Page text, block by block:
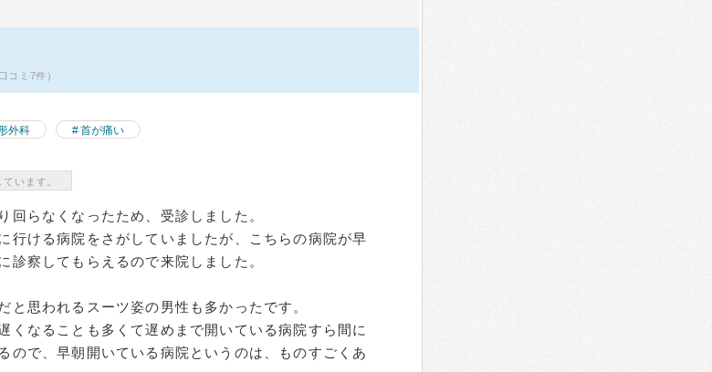
コミ7件）
外科 首が痛い
います。
回らなくなったため、受診しました。
行ける病院をさがしていましたが、こちらの病院が早
診察してもらえるので来院しました。
と思われるスーツ姿の男性も多かったです。
くなることも多くて遅めまで開いている病院すら間に
ので、早朝開いている病院というのは、ものすごくあ